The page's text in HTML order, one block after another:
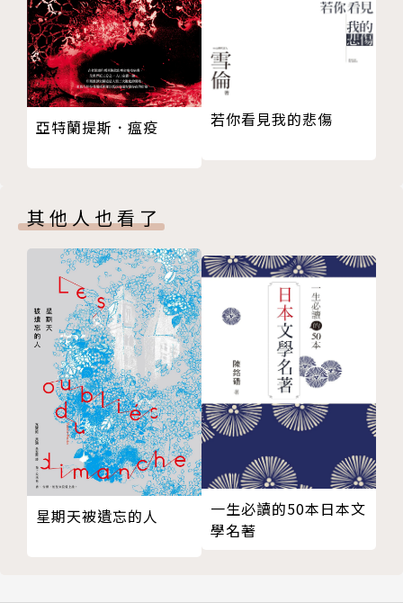
〈沒有批踢踢的日子〉
〈我跟宋尚緯還滿好的〉
【我感到一切都在缺少】
〈不再探討假設〉
〈有關我在此時〉
〈我以為已經很清楚了〉
〈所有隱喻後來都活著〉
〈終究還是像你〉
〈我總在想〉
〈流年〉
【解讀的輪廓】
〈回答我們的是時間〉
〈在劫〉
〈我清楚回憶的飄零〉
〈季節總是充滿消息〉
〈故事堅毅的現場〉
〈柯文哲〉
〈風只是目擊一切〉
〈塞外〉
亞特蘭提斯．瘟疫 若你看見我的悲傷
其他人也看了
星期天被遺忘的人
一生必讀的50本日本文
學名著